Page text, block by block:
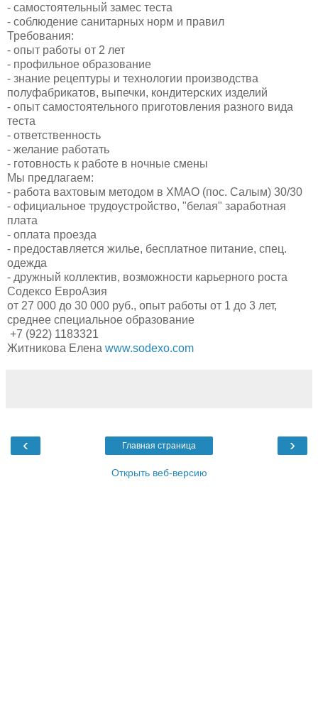
- самостоятельный замес теста
- соблюдение санитарных норм и правил
Требования:
- опыт работы от 2 лет
- профильное образование
- знание рецептуры и технологии производства
полуфабрикатов, выпечки, кондитерских изделий
- опыт самостоятельного приготовления разного вида
теста
- ответственность
- желание работать
- готовность к работе в ночные смены
Мы предлагаем:
- работа вахтовым методом в ХМАО (пос. Салым) 30/30
- официальное трудоустройство, "белая" заработная
плата
- оплата проезда
- предоставляется жилье, бесплатное питание, спец.
одежда
- дружный коллектив, возможности карьерного роста
Содексо ЕвроАзия
от 27 000 до 30 000 руб., опыт работы от 1 до 3 лет,
среднее специальное образование
+7 (922) 1183321
Житникова Елена www.sodexo.com
‹ ›
Главная страница
Открыть веб-версию